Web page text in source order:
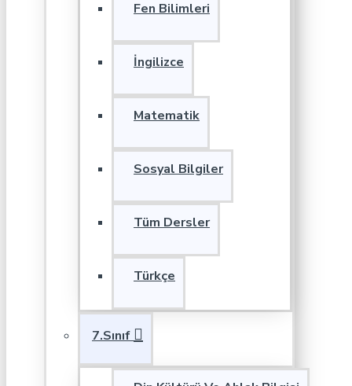
Fen Bilimleri
İngilizce
Matematik
Sosyal Bilgiler
Tüm Dersler
Türkçe
7.Sınıf